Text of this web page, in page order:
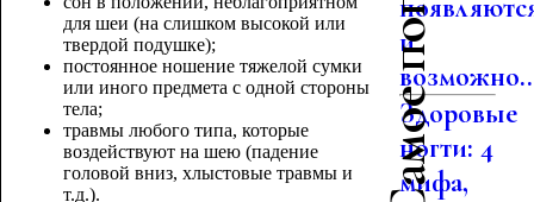
для шеи (на слишком высокой или
твердой подушке);
постоянное ношение тяжелой сумки
или иного предмета с одной стороны
тела;
травмы любого типа, которые
воздействуют на шею (падение
головой вниз, хлыстовые травмы и
т.д.).
и
Здоровые
ногти: 4
мифа,